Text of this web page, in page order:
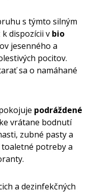
s týmto silným
dispozícii v bio
jesenného a
pocitov.
sa o namáhané
podráždené
vrátane bodnutí
zubné pasty a
potreby a
a dezinfekčných